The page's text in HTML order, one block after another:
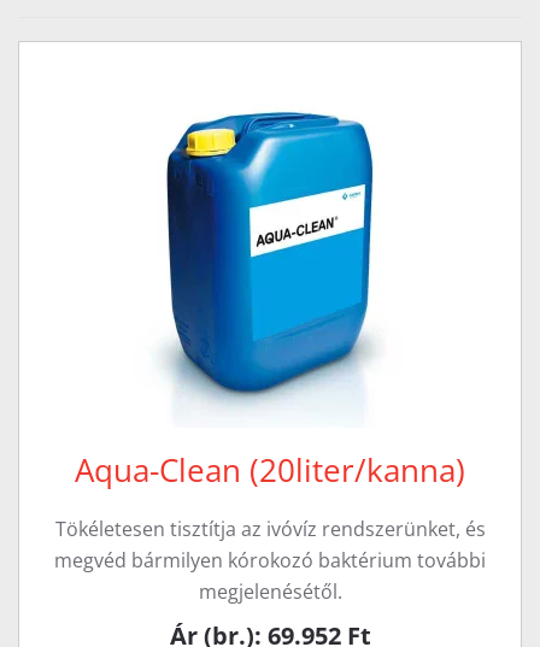
Aqua-Clean (20liter/kanna)
Tökéletesen tisztítja az ivóvíz rendszerünket, és
megvéd bármilyen kórokozó baktérium további
megjelenésétől.
Ár (br.): 69.952 Ft